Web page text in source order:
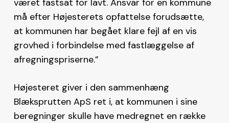
må efter Højesterets opfattelse forudsætte,
at kommunen har begået klare fejl af en vis
grovhed i forbindelse med fastlæggelse af
afregningspriserne.”
Højesteret giver i den sammenhæng
Blæksprutten ApS ret i, at kommunen i sine
beregninger skulle have medregnet en række